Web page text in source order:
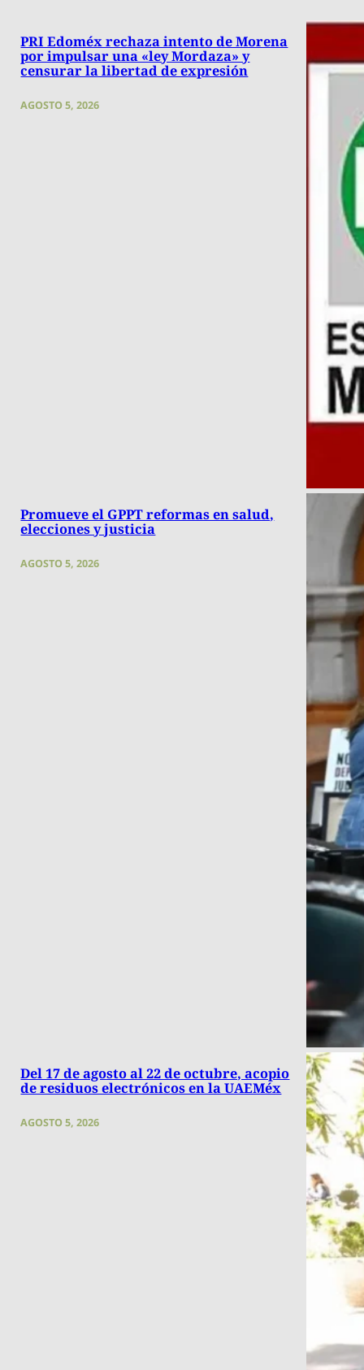
PRI Edoméx rechaza intento de Morena
por impulsar una «ley Mordaza» y
censurar la libertad de expresión
AGOSTO 5, 2026
Promueve el GPPT reformas en salud,
elecciones y justicia
AGOSTO 5, 2026
Del 17 de agosto al 22 de octubre, acopio
de residuos electrónicos en la UAEMéx
AGOSTO 5, 2026